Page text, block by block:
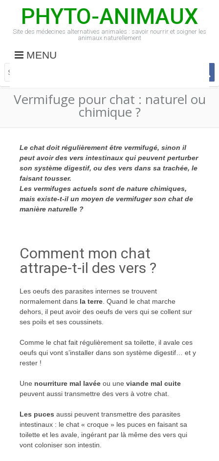
PHYTO-ANIMAUX
Site des médecines alternatives animales : savoir nourrir et soigner les
animaux naturellement
MENU
Vermifuge pour chat : naturel ou
chimique ?
Le chat doit régulièrement être vermifugé, sinon il
peut avoir des vers intestinaux qui peuvent perturber
son système digestif, ou des vers dans sa trachée, le
faisant tousser.
Les vermifuges actuels sont de nature chimiques,
mais existe-t-il un moyen de vermifuger son chat de
manière naturelle ?
Comment mon chat
attrape-t-il des vers ?
Les oeufs des parasites internes se trouvent
normalement dans la terre . Quand le chat marche
dehors, il peut avoir des oeufs de vers qui se collent sur
ses poils et ses coussinets.
Comme le chat fait régulièrement sa toilette, il avale ces
oeufs qui vont s’installer dans son système digestif… et y
rester !
Une nourriture mal lavée ou une viande mal cuite
peuvent aussi transmettre des vers à votre chat.
Les puces aussi peuvent transmettre des parasites
intestinaux : le chat « croque » les puces en faisant sa
toilette et les avale, ingérant par là même des vers qui
vont coloniser son intestin.